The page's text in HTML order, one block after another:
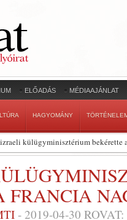
ELŐADÁS MÉDIAAJÁNLAT
HAGYOMÁNY
külügyminisztérium bekérette
FRANCIA
- 2019-04-30 ROVAT: